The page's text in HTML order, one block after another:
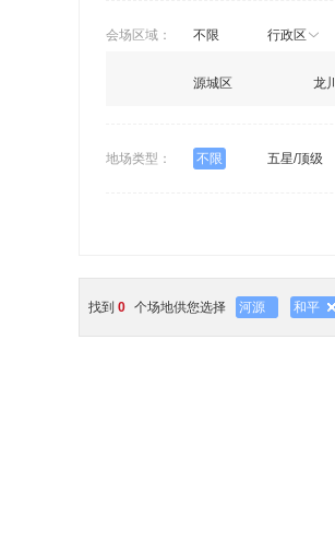
会场区域： 不限 行政区
源城区 龙川
地场类型： 不限 五星/顶级
找到 0 个场地供您选择 河源 和平